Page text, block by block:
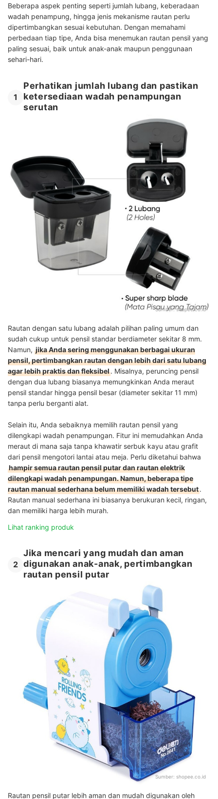
Beberapa aspek penting seperti jumlah lubang, keberadaan
wadah penampung, hingga jenis mekanisme rautan perlu
dipertimbangkan sesuai kebutuhan. Dengan memahami
perbedaan tiap tipe, Anda bisa menemukan rautan pensil yang
paling sesuai, baik untuk anak-anak maupun penggunaan
sehari-hari.
1
Perhatikan jumlah lubang dan pastikan
ketersediaan wadah penampungan
serutan
Sumber:shopee.co.id
Rautan dengan satu lubang adalah pilihan paling umum dan
sudah cukup untuk pensil standar berdiameter sekitar 8 mm.
Namun, jika Anda sering menggunakan berbagai ukuran
pensil, pertimbangkan rautan dengan lebih dari satu lubang
agar lebih praktis dan fleksibel. Misalnya, peruncing pensil
dengan dua lubang biasanya memungkinkan Anda meraut
pensil standar hingga pensil besar (diameter sekitar 11 mm)
tanpa perlu berganti alat.
Selain itu, Anda sebaiknya memilih rautan pensil yang
dilengkapi wadah penampungan. Fitur ini memudahkan Anda
meraut di mana saja tanpa khawatir serbuk kayu atau grafit
dari pensil mengotori lantai atau meja. Perlu diketahui bahwa
hampir semua rautan pensil putar dan rautan elektrik
dilengkapi wadah penampungan. Namun, beberapa tipe
rautan manual sederhana belum memiliki wadah tersebut.
Rautan manual sederhana ini biasanya berukuran kecil, ringan,
dan memiliki harga lebih murah.
Lihat ranking produk
2
Jika mencari yang mudah dan aman
digunakan anak-anak, pertimbangkan
rautan pensil putar
Sumber: shopee.co.id
Rautan pensil putar lebih aman dan mudah digunakan oleh